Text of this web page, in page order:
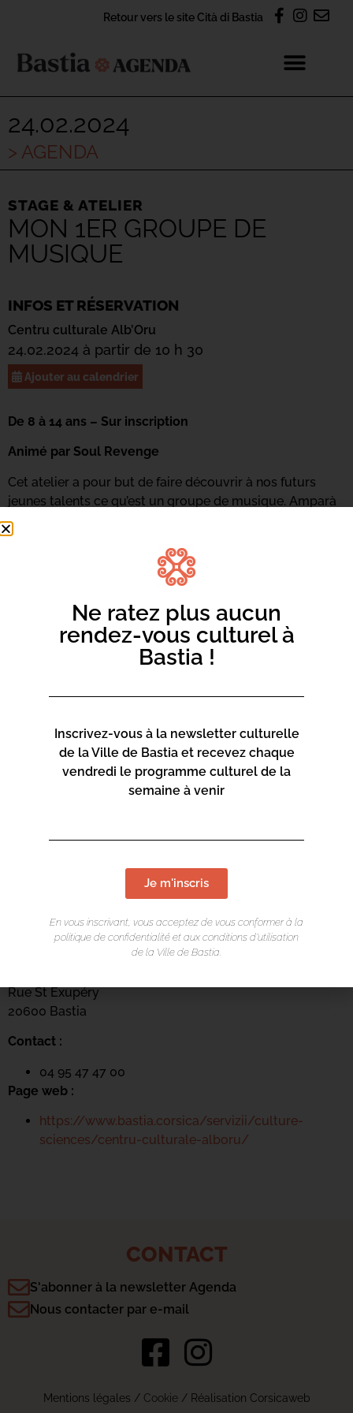
Retour vers le site Cità di Bastia
24.02.2024
> AGENDA
STAGE & ATELIER
MON 1ER GROUPE DE
MUSIQUE
INFOS ET RÉSERVATION
Centru culturale Alb’Oru
24.02.2024 à partir de 10 h 30
Ajouter au calendrier
De 8 à 14 ans – Sur inscription
Animé par Soul Revenge
Cet atelier a pour but de faire découvrir à nos futurs
jeunes talents ce qu’est un groupe de musique. Amparà
à ghjucà inseme, cumpone, cantà, sparte, spannassi trà
l’arte. Ogni i trè mesi, ci serà una restituzione urganizata
pè mette in pratica e cunniscenze acquiste.
Renseignements et inscriptions au 06 73 68 89 18 ou
LIEU DE L'ÉVÉNEMENT
Rue St Exupéry
20600 Bastia
Contact :
04 95 47 47 00
Page web :
https://www.bastia.corsica/servizii/culture-
sciences/centru-culturale-alboru/
CONTACT
S'abonner à la newsletter Agenda
Nous contacter par e-mail
Mentions légales / Cookie/ Réalisation Corsicaweb
Ne ratez plus aucun
rendez-vous culturel à
Bastia !
Inscrivez-vous à la newsletter culturelle
de la Ville de Bastia et recevez chaque
vendredi le programme culturel de la
semaine à venir
Je m'inscris
En vous inscrivant, vous acceptez de vous conformer à la
politique de confidentialité et aux conditions d’utilisation
de la Ville de Bastia.